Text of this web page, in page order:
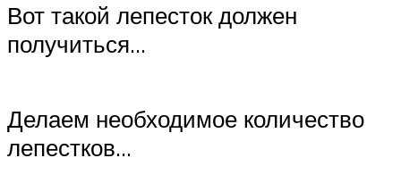
Вот такой лепесток должен
получиться…
Делаем необходимое количество
лепестков…